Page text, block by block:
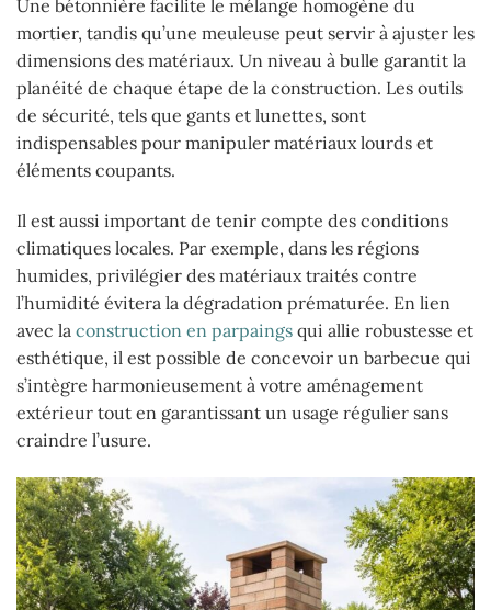
Une bétonnière facilite le mélange homogène du
mortier, tandis qu’une meuleuse peut servir à ajuster les
dimensions des matériaux. Un niveau à bulle garantit la
planéité de chaque étape de la construction. Les outils
de sécurité, tels que gants et lunettes, sont
indispensables pour manipuler matériaux lourds et
éléments coupants.
Il est aussi important de tenir compte des conditions
climatiques locales. Par exemple, dans les régions
humides, privilégier des matériaux traités contre
l’humidité évitera la dégradation prématurée. En lien
avec la construction en parpaings qui allie robustesse et
esthétique, il est possible de concevoir un barbecue qui
s’intègre harmonieusement à votre aménagement
extérieur tout en garantissant un usage régulier sans
craindre l’usure.